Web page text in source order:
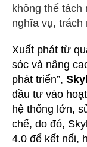
không thể tách
nghĩa vụ, trách
Xuất phát từ
sóc và nâng
phát triển”,
đầu tư vào
hệ thống lớn,
chế, do đó,
4.0 để kết nối,